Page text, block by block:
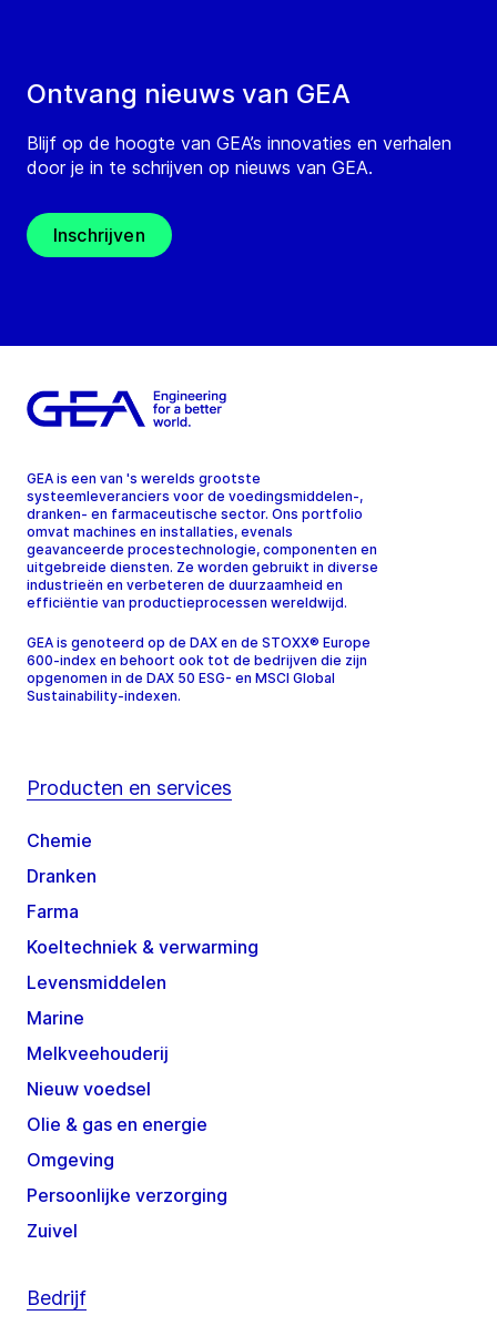
Ontvang nieuws van GEA
Blijf op de hoogte van GEA’s innovaties en verhalen
door je in te schrijven op nieuws van GEA.
Inschrijven
GEA is een van 's werelds grootste
systeemleveranciers voor de voedingsmiddelen-,
dranken- en farmaceutische sector. Ons portfolio
omvat machines en installaties, evenals
geavanceerde procestechnologie, componenten en
uitgebreide diensten. Ze worden gebruikt in diverse
industrieën en verbeteren de duurzaamheid en
efficiëntie van productieprocessen wereldwijd.
GEA is genoteerd op de DAX en de STOXX® Europe
600-index en behoort ook tot de bedrijven die zijn
opgenomen in de DAX 50 ESG- en MSCI Global
Sustainability-indexen.
Producten en services
Chemie
Dranken
Farma
Koeltechniek & verwarming
Levensmiddelen
Marine
Melkveehouderij
Nieuw voedsel
Olie & gas en energie
Omgeving
Persoonlijke verzorging
Zuivel
Bedrijf